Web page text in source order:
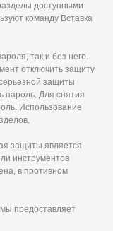
доступными
команду Вставка
так и без него.
отключить защиту
защиты
пароль. Для снятия
Использование
защиты является
инструментов
в противном
предоставляет